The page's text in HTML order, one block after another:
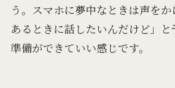
う。スマホに夢中なときは声を
あるときに話したいんだけど」と
準備ができていい感じです。